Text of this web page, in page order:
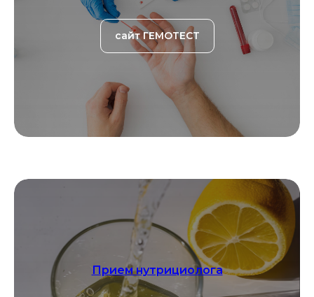
сайт ГЕМОТЕСТ
Прием нутрициолога